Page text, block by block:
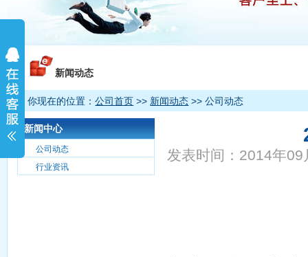
新闻动态
你现在的位置：公司首页 >> 新闻动态 >> 公司动态
发表时间：2014年
新闻中心
公司动态
行业资讯